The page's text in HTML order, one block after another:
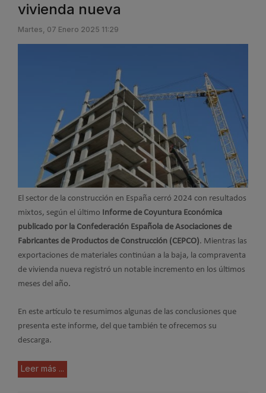
vivienda nueva
Martes, 07 Enero 2025 11:29
El sector de la construcción en España cerró 2024 con resultados
mixtos, según el último Informe de Coyuntura Económica
publicado por la Confederación Española de Asociaciones de
Fabricantes de Productos de Construcción (CEPCO). Mientras las
exportaciones de materiales continúan a la baja, la compraventa
de vivienda nueva registró un notable incremento en los últimos
meses del año.
En este artículo te resumimos algunas de las conclusiones que
presenta este informe, del que también te ofrecemos su
descarga.
Leer más ...